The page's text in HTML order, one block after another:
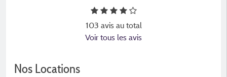
103 avis au total
Voir tous les avis
Nos Locations